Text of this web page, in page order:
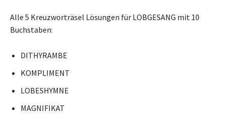
Alle 5 Kreuzworträsel Lösungen für LOBGESANG mit 10
Buchstaben:
DITHYRAMBE
KOMPLIMENT
LOBESHYMNE
MAGNIFIKAT